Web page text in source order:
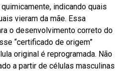
indicando quais
vieram da mãe. Essa
o desenvolvimento correto do
“certificado de origem”
original é reprogramada. Não
a partir de células masculinas